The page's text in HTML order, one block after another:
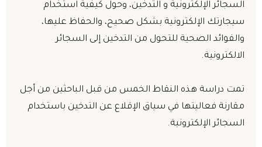
السجائر الإلكترونية و التدخين، وحول كيفية استخدام
سيجارتك الإلكترونية بشكل صحيح، والحفاظ عليها،
والفوائد الصحية للتحول من التدخين إلى السجائر
الالكترونية.
تمت دراسة هذه النقاط الخمس من قبل الباحثين من أجل
مقارنة فعاليتها في سياق الإقلاع عن التدخين باستخدام
السجائر الإلكترونية.